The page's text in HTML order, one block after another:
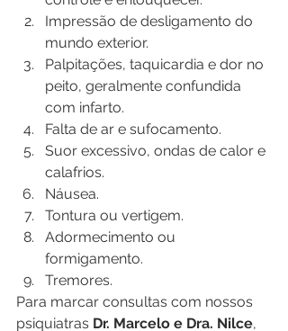
Impressão de desligamento do
mundo exterior.
Palpitações, taquicardia e dor no
peito, geralmente confundida
com infarto.
Falta de ar e sufocamento.
Suor excessivo, ondas de calor e
calafrios.
Náusea.
Tontura ou vertigem.
Adormecimento ou
formigamento.
Tremores.
Para marcar consultas com nossos
psiquiatras Dr. Marcelo e Dra. Nilce,